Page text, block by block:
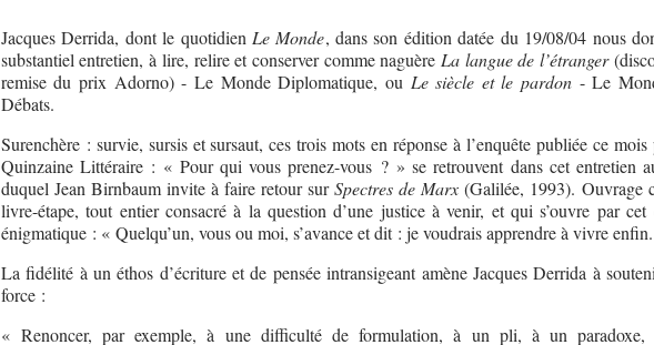
Jacques Derrida, dont le quotidien Le Monde, dans son édition datée du 19/08/04 nous
substantiel entretien, à lire, relire et conserver comme naguère La langue de l’étranger
remise du prix Adorno) - Le Monde Diplomatique, ou Le siècle et le pardon - Le
Débats.
Surenchère : survie, sursis et sursaut, ces trois mots en réponse à l’enquête publiée ce
Quinzaine Littéraire : « Pour qui vous prenez-vous ? » se retrouvent dans cet entretien
duquel Jean Birnbaum invite à faire retour surSpectres de Marx (Galilée, 1993). Ouvrage
livre-étape, tout entier consacré à la question d’une justice à venir, et qui s’ouvre par cet
énigmatique : « Quelqu’un, vous ou moi, s’avance et dit : je voudrais apprendre à vivre
La fidélité à un éthos d’écriture et de pensée intransigeant amène Jacques Derrida à
force :
« Renoncer, par exemple, à une difficulté de formulation, à un pli, à un paradoxe,